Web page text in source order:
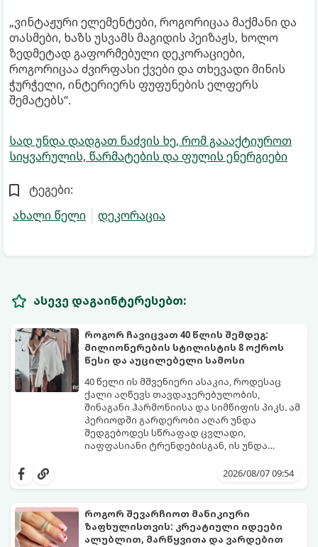
„ვინტაჟური ელემენტები, როგორიცაა მაქმანი და
თასმები, ხაზს უსვამს მაგიდის პეიზაჟს, ხოლო
ზედმეტად გაფორმებული დეკორაციები,
როგორიცაა ძვირფასი ქვები და თხევადი მინის
ჭურჭელი, ინტერიერს ფუფუნების ელფერს
შემატებს“.
სად უნდა დადგათ ნაძვის ხე, რომ გაააქტიუროთ
სიყვარულის, წარმატების და ფულის ენერგიები
ტეგები:
ახალი წელი
დეკორაცია
ასევე დაგაინტერესებთ:
როგორ ჩავიცვათ 40 წლის შემდეგ:
მილიონერების სტილისტის 8 ოქროს
წესი და აუცილებელი სამოსი
40 წელი ის მშვენიერი ასაკია, როდესაც
ქალი აღწევს თავდაჯერებულობის,
შინაგანი ჰარმონიისა და სიმწიფის პიკს. ამ
პერიოდში გარდერობი აღარ უნდა
შედგებოდეს სწრაფად ცვლადი,
იაფფასიანი ტრენდებისგან, ის უნდა
რომელიც მილიონერებსა და
წელს გადაცილებული თითოეული
ქალბატონის გარდერობში უნდა იყოს:
2026/08/07 09:54
როგორ შევარჩიოთ მანიკიური
ზაფხულისთვის: კრეატიული იდეები
ალუბლით, მარწყვითა და ვარდებით